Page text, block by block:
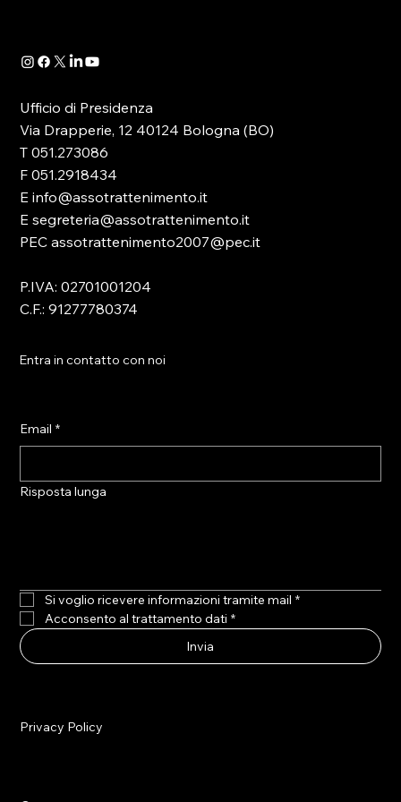
Ufficio di Presidenza
Via Drapperie, 12 40124 Bologna (BO)
T 051.273086
F 051.2918434
E info@assotrattenimento.it
E segreteria@assotrattenimento.it
PEC assotrattenimento2007@pec.it
P.IVA: 02701001204
C.F.: 91277780374
Entra in contatto con noi
Email *
Risposta lunga
Si voglio ricevere informazioni tramite mail *
Acconsento al trattamento dati *
Invia
Privacy Policy